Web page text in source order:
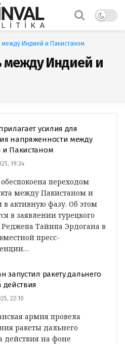
между Индией и Пакистаном
между Индией и
усилия для
напряженности между
Пакистаном
19:34
переходом
между Пакистаном и
активную фазу. Об этом
в заявлении турецкого
Тайипа Эрдогана в
пресс-
запустил ракету дальнего
действия
22:10
армия провела
ракеты дальнего
действия на фоне